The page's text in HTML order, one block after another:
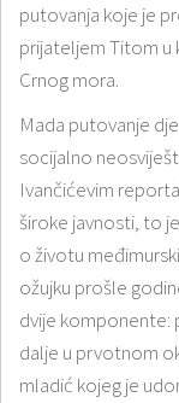
putovanja koje je
prijateljem Titom u
Crnog mora.
Mada putovanje
socijalno
Ivančićevim
široke javnosti, to
o životu
ožujku prošle
dvije komponente:
dalje u prvotnom
mladić kojeg je